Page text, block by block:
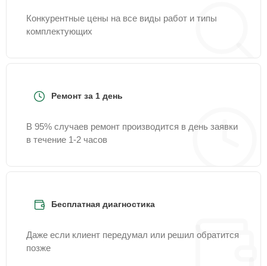
Конкурентные цены на все виды работ и типы
комплектующих
Ремонт за 1 день
В 95% случаев ремонт производится в день заявки
в течение 1-2 часов
Бесплатная диагностика
Даже если клиент передумал или решил обратится
позже